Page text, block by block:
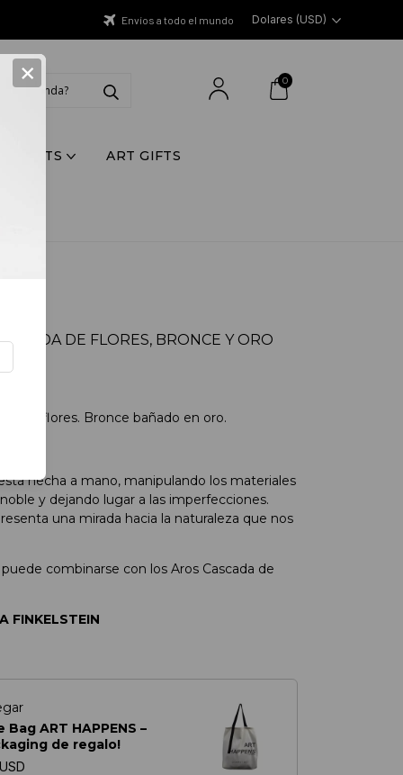
Envíos a todo el mundo Dolares (USD)
0
PRINTS ART GIFTS
DE FLORES, BRONCE Y ORO
de flores. Bronce bañado en oro.
hecha a mano, manipulando los materiales
y dejando lugar a las imperfecciones.
una mirada hacia la naturaleza que nos
combinarse con los Aros Cascada de
FINKELSTEIN
Bag ART HAPPENS –
de regalo!
×